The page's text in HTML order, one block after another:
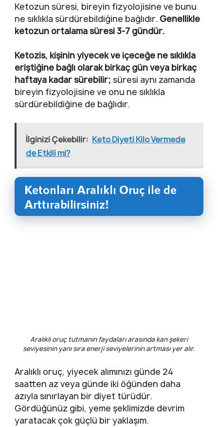
Ketozun süresi, bireyin fizyolojisine ve bunu
ne sıklıkla sürdürebildiğine bağlıdır. Genellikle
ketozun ortalama süresi 3-7 gündür.
Ketozis, kişinin yiyecek ve içeceğe ne sıklıkla
eriştiğine bağlı olarak birkaç gün veya birkaç
haftaya kadar sürebilir; süresi aynı zamanda
bireyin fizyolojisine ve onu ne sıklıkla
sürdürebildiğine de bağlıdır.
İlginizi Çekebilir: Keto Diyeti Kilo Vermede
de Etkili mi?
Ketonları Aralıklı Oruç ile de
Arttırabilirsiniz!
Aralıklı oruç tutmanın faydaları arasında kan şekeri
seviyesinin yanı sıra enerji seviyelerinin artması yer alır.
Aralıklı oruç, yiyecek alımınızı günde 24
saatten az veya günde iki öğünden daha
azıyla sınırlayan bir diyet türüdür.
Gördüğünüz gibi, yeme şeklimizde devrim
yaratacak çok güçlü bir yaklaşım.